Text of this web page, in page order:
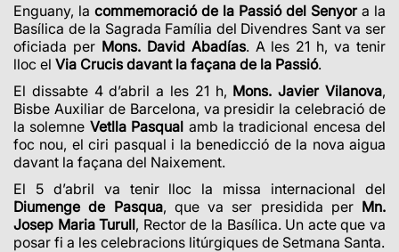
Enguany, la commemoració de la Passió del Senyora la
Basílica de la Sagrada Família del Divendres Sant va ser
oficiada per Mons. David Abadías. A les 21 h, va tenir
lloc el Via Crucis davant la façana de la Passió.
El dissabte 4 d’abril a les 21 h, Mons. Javier Vilanova,
Bisbe Auxiliar de Barcelona, va presidir la celebració de
la solemne Vetlla Pasqual amb la tradicional encesa del
foc nou, el ciri pasqual i la benedicció de la nova aigua
davant la façana del Naixement.
El 5 d’abril va tenir lloc la missa internacional del
Diumenge de Pasqua, que va ser presidida per Mn.
Josep Maria Turull, Rector de la Basílica. Un acte que va
posar fi a les celebracions litúrgiques de Setmana Santa.